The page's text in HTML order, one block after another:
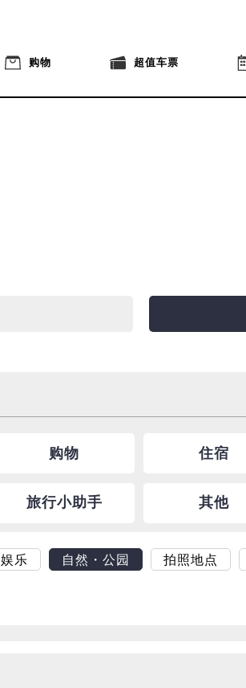
购物 超值车票
购物 住宿
旅行小助手 其他
娱乐 自然・公园 拍照地点